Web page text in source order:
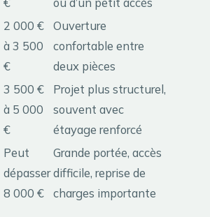
2 000 €
à 3 500
€
Ouverture
confortable entre
deux pièces
3 500 €
à 5 000
€
Projet plus structurel,
souvent avec
étayage renforcé
Peut
dépasser
8 000 €
Grande portée, accès
difficile, reprise de
charges importante